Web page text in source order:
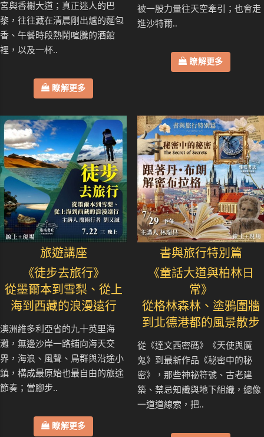
宮與香榭大道；真正迷人的巴
黎，往往藏在清晨剛出爐的麵包
香、午餐時段熱鬧喧騰的酒館
裡，以及一杯..
瞭解更多
被一股力量往天空牽引；也會走
進沙特爾..
瞭解更多
旅遊講座
《徒步去旅行》
從墨爾本到雪梨、從上
海到西藏的浪漫遠行
澳洲維多利亞省的九十英里海
灘，無邊沙岸一路鋪向海天交
界，海浪、風聲、鳥群與沿途小
鎮，構成最原始也最自由的旅途
節奏；當腳步..
瞭解更多
書與旅行特別篇
《童話大道與柏林日
常》
從格林森林、塗鴉圍牆
到北德港都的風景散步
從《達文西密碼》《天使與魔
鬼》到最新作品《秘密中的秘
密》，那些神祕符號、古老建
築、禁忌知識與地下組織，總像
一道道線索，把..